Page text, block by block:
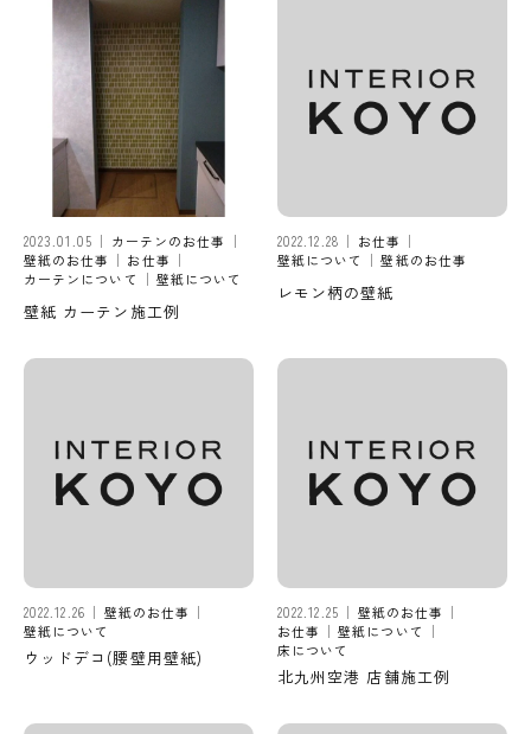
2023.01.05
カーテンのお仕事
壁紙のお仕事
お仕事
カーテンについて
壁紙について
壁紙 カーテン施工例
2022.12.28
お仕事
壁紙について
壁紙のお仕事
レモン柄の壁紙
2022.12.26
壁紙のお仕事
壁紙について
ウッドデコ(腰壁用壁紙)
2022.12.25
壁紙のお仕事
お仕事
壁紙について
床について
北九州空港 店舗施工例